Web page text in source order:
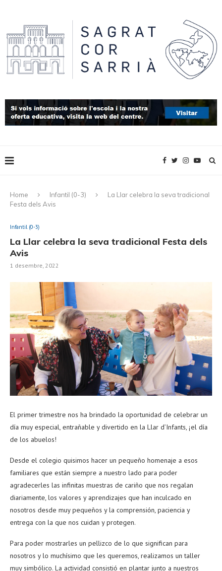
Home Infantil (0-3)
La Llar celebra la seva tradicional
Festa dels Avis
Infantil (0-3)
La Llar celebra la seva tradicional Festa dels
Avis
1 desembre, 2022
El primer trimestre nos ha brindado la oportunidad de celebrar un
día muy especial, entrañable y divertido en la Llar d’Infants, ¡el día
de los abuelos!
Desde el colegio quisimos hacer un pequeño homenaje a esos
familiares que están siempre a nuestro lado para poder
agradecerles las infinitas muestras de cariño que nos regalan
diariamente, los valores y aprendizajes que han inculcado en
nosotros desde muy pequeños y la comprensión, paciencia y
entrega con la que nos cuidan y protegen.
Para poder mostrarles un pellizco de lo que significan para
nosotros y lo muchísimo que les queremos, realizamos un taller
muy simbólico. La actividad consistió en plantar junto a nuestros